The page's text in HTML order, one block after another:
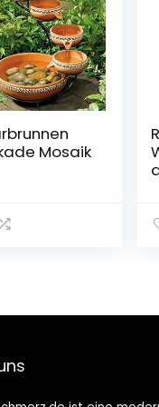
Mosaik